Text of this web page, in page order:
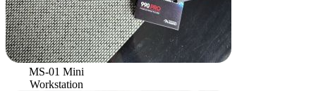
MS-01 Mini
Workstation